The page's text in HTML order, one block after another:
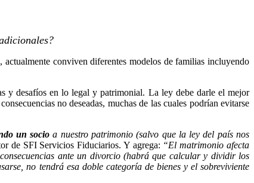
conviven diferentes modelos de familias incluyendo
y desafíos en lo legal y patrimonial. La ley debe darle el mejor
no deseadas, muchas de las cuales podrían evitarse
un socio a nuestro patrimonio (salvo que la ley del país nos
de SFI Servicios Fiduciarios. Y agrega: “El matrimonio afecta
ante un divorcio (habrá que calcular y dividir los
no tendrá esa doble categoría de bienes y el sobreviviente